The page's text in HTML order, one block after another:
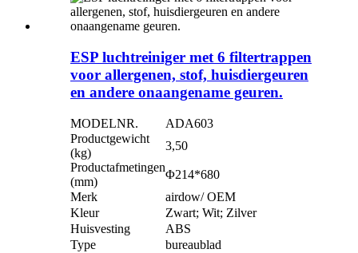
ESP luchtreiniger met 6 filtertrappen
voor allergenen, stof, huisdiergeuren
en andere onaangename geuren.
MODELNR.
ADA603
Productgewicht
(kg)
3,50
Productafmetingen
(mm)
Φ214*680
Merk
airdow/ OEM
Kleur
Zwart; Wit; Zilver
Huisvesting
ABS
Type
bureaublad